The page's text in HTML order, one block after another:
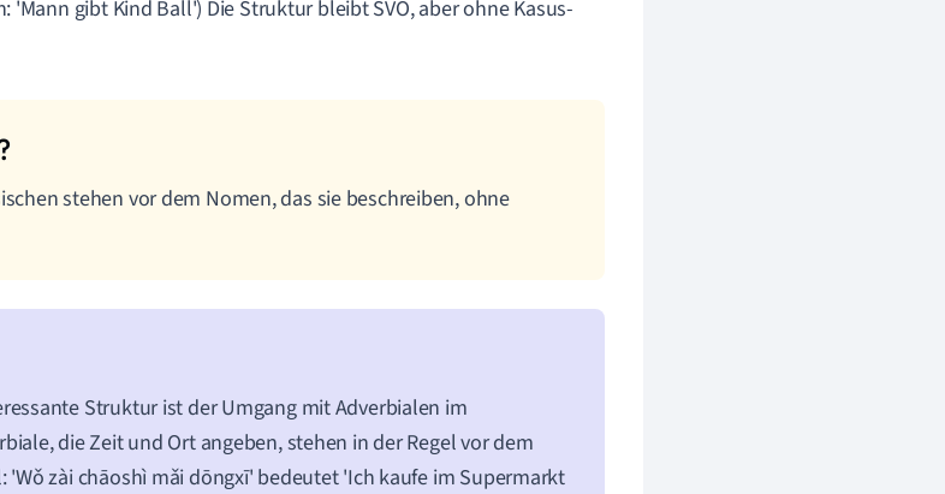
'Mann gibt Kind Ball') Die Struktur bleibt SVO, aber ohne Kasus-
stehen vor dem Nomen, das sie beschreiben, ohne
Struktur ist der Umgang mit Adverbialen im
die Zeit und Ort angeben, stehen in der Regel vor dem
'Wǒ zài chāoshì mǎi dōngxī' bedeutet 'Ich kaufe im Supermarkt